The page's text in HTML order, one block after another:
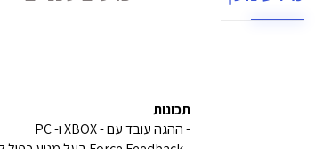
תכונות
- ההגה עובד עם - XBOX ו- PC